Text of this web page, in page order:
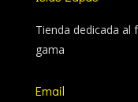
Tienda dedicada al
gama
Email